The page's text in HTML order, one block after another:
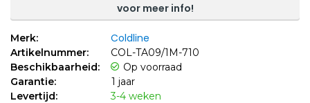
voor meer info!
Merk: Coldline
Artikelnummer:
COL-TA09/1M-710
Beschikbaarheid:
Op voorraad
Garantie:
1 jaar
Levertijd:
3-4 weken